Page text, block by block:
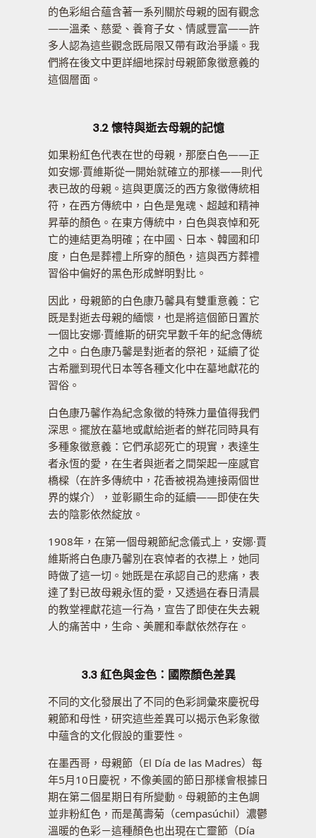
的色彩組合蘊含著一系列關於母親的固有觀念
——溫柔、慈愛、養育子女、情感豐富——許
多人認為這些觀念既局限又帶有政治爭議。我
們將在後文中更詳細地探討母親節象徵意義的
這個層面。
3.2 懷特與逝去母親的記憶
如果粉紅色代表在世的母親，那麼白色——正
如安娜·賈維斯從一開始就確立的那樣——則代
表已故的母親。這與更廣泛的西方象徵傳統相
符，在西方傳統中，白色是鬼魂、超越和精神
昇華的顏色。在東方傳統中，白色與哀悼和死
亡的連結更為明確；在中國、日本、韓國和印
度，白色是葬禮上所穿的顏色，這與西方葬禮
習俗中偏好的黑色形成鮮明對比。
因此，母親節的白色康乃馨具有雙重意義：它
既是對逝去母親的緬懷，也是將這個節日置於
一個比安娜·賈維斯的研究早數千年的紀念傳統
之中。白色康乃馨是對逝者的祭祀，延續了從
古希臘到現代日本等各種文化中在墓地獻花的
習俗。
白色康乃馨作為紀念象徵的特殊力量值得我們
深思。擺放在墓地或獻給逝者的鮮花同時具有
多種象徵意義：它們承認死亡的現實，表達生
者永恆的愛，在生者與逝者之間架起一座感官
橋樑（在許多傳統中，花香被視為連接兩個世
界的媒介），並彰顯生命的延續——即使在失
去的陰影依然綻放。
1908年，在第一個母親節紀念儀式上，安娜·賈
維斯將白色康乃馨別在哀悼者的衣襟上，她同
時做了這一切。她既是在承認自己的悲痛，表
達了對已故母親永恆的愛，又透過在春日清晨
的教堂裡獻花這一行為，宣告了即使在失去親
人的痛苦中，生命、美麗和奉獻依然存在。
3.3 紅色與金色：國際顏色差異
不同的文化發展出了不同的色彩詞彙來慶祝母
親節和母性，研究這些差異可以揭示色彩象徵
中蘊含的文化假設的重要性。
在墨西哥，母親節（El Día de las Madres）每
年5月10日慶祝，不像美國的節日那樣會根據日
期在第二個星期日有所變動。母親節的主色調
並非粉紅色，而是萬壽菊（cempasúchil）濃鬱
溫暖的色彩－這種顏色也出現在亡靈節（Día